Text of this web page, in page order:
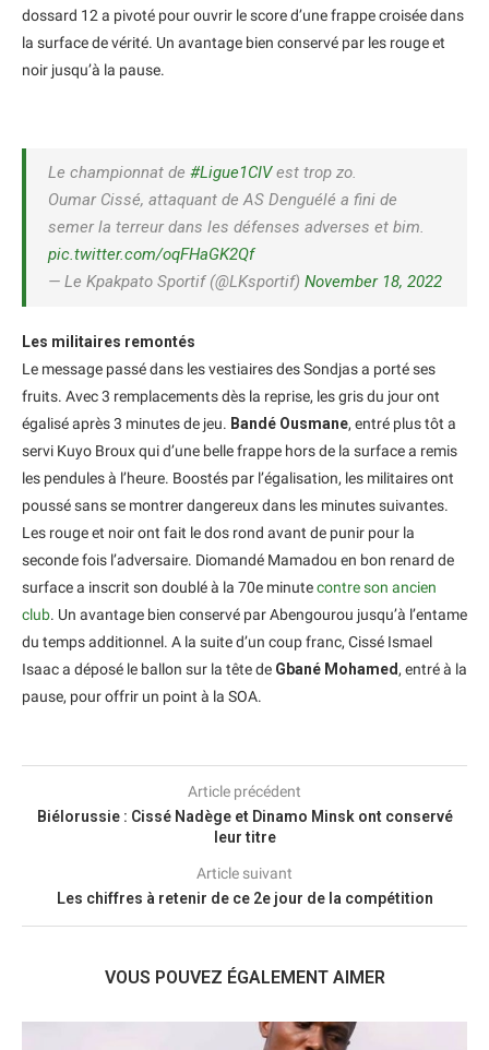
dossard 12 a pivoté pour ouvrir le score d’une frappe croisée dans
la surface de vérité. Un avantage bien conservé par les rouge et
noir jusqu’à la pause.
Le championnat de #Ligue1CIVest trop zo.
Oumar Cissé, attaquant de AS Denguélé a fini de
semer la terreur dans les défenses adverses et bim.
pic.twitter.com/oqFHaGK2Qf
— Le Kpakpato Sportif (@LKsportif) November 18, 2022
Les militaires remontés
Le message passé dans les vestiaires des Sondjas a porté ses
fruits. Avec 3 remplacements dès la reprise, les gris du jour ont
égalisé après 3 minutes de jeu. Bandé Ousmane, entré plus tôt a
servi Kuyo Broux qui d’une belle frappe hors de la surface a remis
les pendules à l’heure. Boostés par l’égalisation, les militaires ont
poussé sans se montrer dangereux dans les minutes suivantes.
Les rouge et noir ont fait le dos rond avant de punir pour la
seconde fois l’adversaire. Diomandé Mamadou en bon renard de
surface a inscrit son doublé à la 70e minutecontre son ancien
club. Un avantage bien conservé par Abengourou jusqu’à l’entame
du temps additionnel. A la suite d’un coup franc, Cissé Ismael
Isaac a déposé le ballon sur la tête de Gbané Mohamed , entré à la
pause, pour offrir un point à la SOA.
Article précédent
Biélorussie : Cissé Nadège et Dinamo Minsk ont conservé
leur titre
Article suivant
Les chiffres à retenir de ce 2e jour de la compétition
VOUS POUVEZ ÉGALEMENT AIMER